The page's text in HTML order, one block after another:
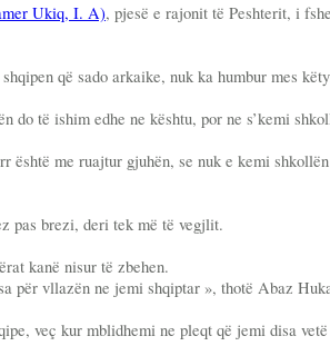
Ukiq, I. A), pjesë e rajonit të Peshterit, i
që sado arkaike, nuk ka humbur mes
do të ishim edhe ne kështu, por ne s’kemi
me ruajtur gjuhën, se nuk e kemi
pas brezi, deri tek më të vegjlit.
kanë nisur të zbehen.
për vllazën ne jemi shqiptar », thotë Abaz
veç kur mblidhemi ne pleqt që jemi disa